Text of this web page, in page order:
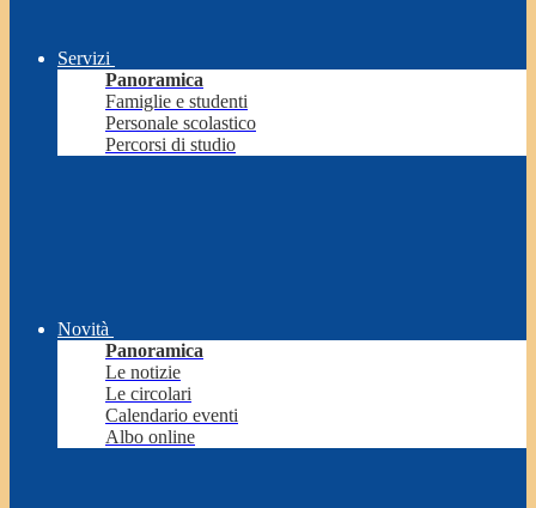
Servizi
Panoramica
Famiglie e studenti
Personale scolastico
Percorsi di studio
Novità
Panoramica
Le notizie
Le circolari
Calendario eventi
Albo online